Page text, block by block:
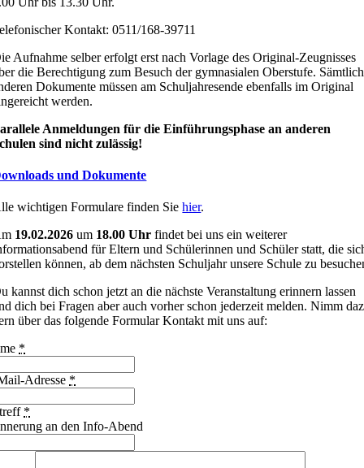
Kontakt: 0511/168-39711
Aufnahme selber erfolgt erst nach Vorlage des Original-Zeugnisses
die Berechtigung zum Besuch der gymnasialen Oberstufe.
Dokumente müssen am Schuljahresende ebenfalls im Original
werden.
Anmeldungen für die Einführungsphase an anderen
sind nicht zulässig!
und Dokumente
wichtigen Formulare finden Siehier.
19.02.2026 um 18.00 Uhr findet bei uns ein weiterer
für Eltern und Schülerinnen und Schüler statt, die
können, ab dem nächsten Schuljahr unsere Schule zu
kannst dich schon jetzt an die nächste Veranstaltung erinnern lassen
dich bei Fragen aber auch vorher schon jederzeit melden. Nimm
über das folgende Formular Kontakt mit uns auf:
*
Adresse *
*
an den Info-Abend